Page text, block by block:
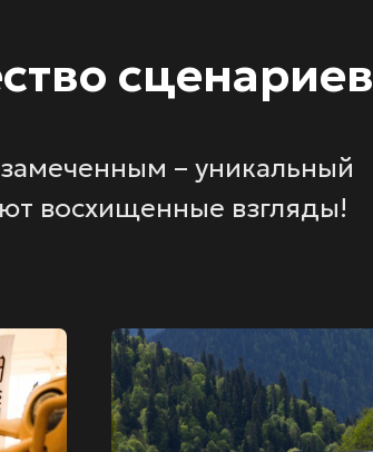
сценариев
– уникальный
восхищенные взгляды!